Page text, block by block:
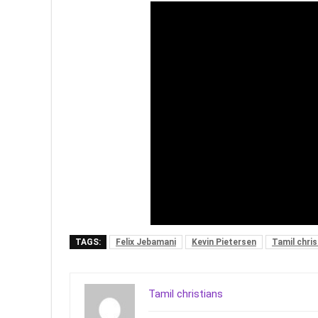
TAGS: Felix Jebamani Kevin Pietersen Tamil
Tamil christians